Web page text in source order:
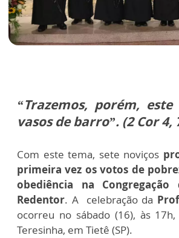
“Trazemos, porém,
vasos de barro”. (2 Cor 4,
Com este tema, sete noviços
primeira vez os votos de
obediência na Congregação
Redentor. A celebração da
ocorreu no sábado (16), às
Teresinha, em Tietê (SP).